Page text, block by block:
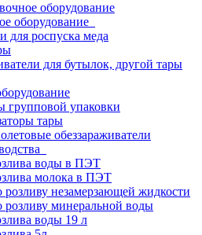
оборудование
оборудование
для роспуска меда
для бутылок, другой тары
групповой упаковки
тары
обеззараживатели
воды в ПЭТ
молока в ПЭТ
незамерзающей жидкости
минеральной воды
воды 19 л